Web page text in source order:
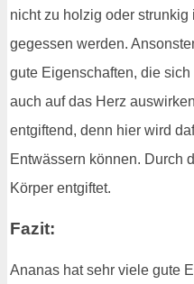
nicht zu holzig oder
gegessen werden.
gute Eigenschaften, die
auch auf das Herz
entgiftend, denn hier wird
Entwässern können. Durch
Körper entgiftet.
Fazit:
Ananas hat sehr viele gute